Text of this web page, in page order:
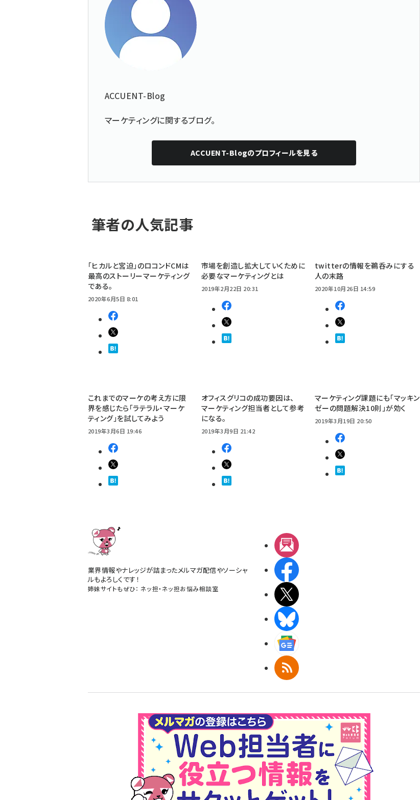
ACCUENT-Blog
マーケティングに関するブログ。
ACCUENT-Blogのプロフィールを見る
筆者の人気記事
「ヒカルと宮迫」のロコンドCMは
最高のストーリーマーケティング
である。
2020年6月5日 8:01
市場を創造し拡大していくために
必要なマーケティングとは
2019年2月22日 20:31
twitterの情報を鵜呑みにする
人の末路
2020年10月26日 14:59
これまでのマーケの考え方に限
界を感じたら「ラテラル・マーケ
ティング」を試してみよう
2019年3月6日 19:46
オフィスグリコの成功要因は、
マーケティング担当者として参考
になる。
2019年3月9日 21:42
マーケティング課題にも「マッキン
ゼーの問題解決10則」が効く
2019年3月19日 20:50
業界情報やナレッジが詰まったメルマガ配信やソーシャ
ルもよろしくです！
姉妹サイトもぜひ： ネッ担・ネッ担お悩み相談室
RSS